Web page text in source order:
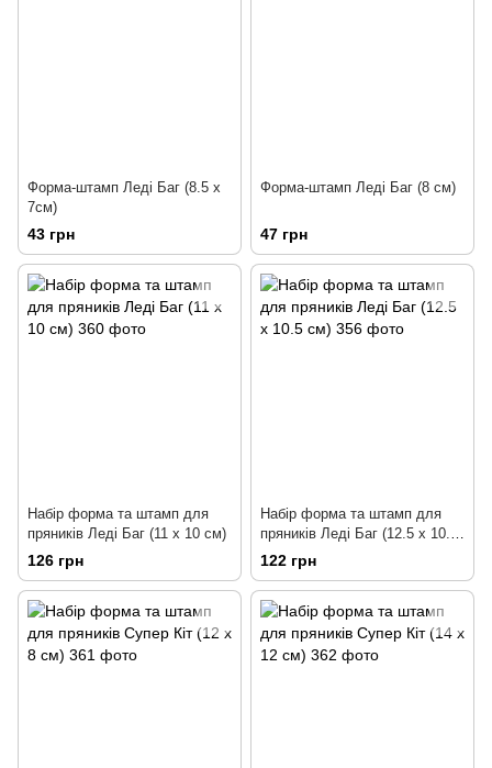
Форма-штамп Леді Баг (8.5 х
7см)
43 грн
Форма-штамп Леді Баг (8 см)
47 грн
Набір форма та штамп для
пряників Леді Баг (11 х 10 см)
126 грн
Набір форма та штамп для
пряників Леді Баг (12.5 х 10.5
см)
122 грн